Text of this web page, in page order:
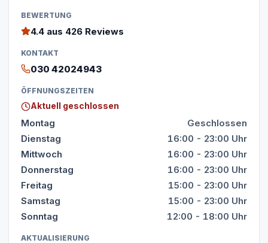
BEWERTUNG
4.4 aus 426 Reviews
KONTAKT
030 42024943
ÖFFNUNGSZEITEN
Aktuell geschlossen
Montag
Geschlossen
Dienstag
16:00 - 23:00 Uhr
Mittwoch
16:00 - 23:00 Uhr
Donnerstag
16:00 - 23:00 Uhr
Freitag
15:00 - 23:00 Uhr
Samstag
15:00 - 23:00 Uhr
Sonntag
12:00 - 18:00 Uhr
AKTUALISIERUNG